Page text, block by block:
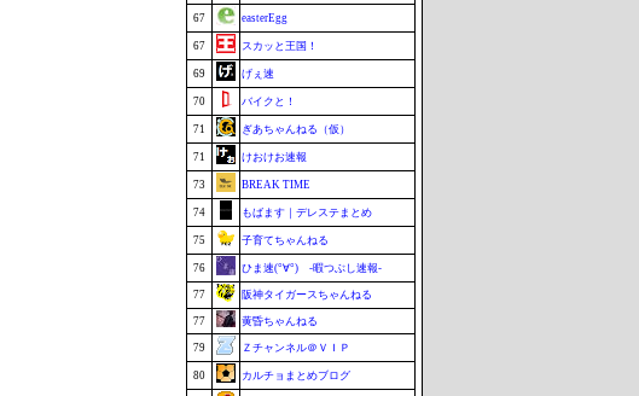
67 easterEgg
67 スカッと王国！
69 げぇ速
70 バイクと！
71 ぎあちゃんねる（仮）
71 けおけお速報
73 BREAK TIME
74 もばます｜デレステまとめ
75 子育てちゃんねる
76 ひま速(°∀°) -暇つぶし速報-
77 阪神タイガースちゃんねる
77 黄昏ちゃんねる
79 Ｚチャンネル＠ＶＩＰ
80 カルチョまとめブログ